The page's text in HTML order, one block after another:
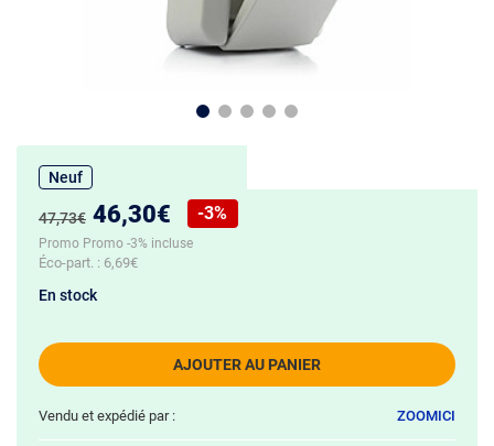
Neuf
Ancien prix :
47,73€ Nouveau prix :
46,30€
Réduction de :
-3%
Promo Promo -3% incluse
Éco-part. : 6,69€
AJOUTER AU PANIER
En stock
Vendu et expédié par : ZOOMICI